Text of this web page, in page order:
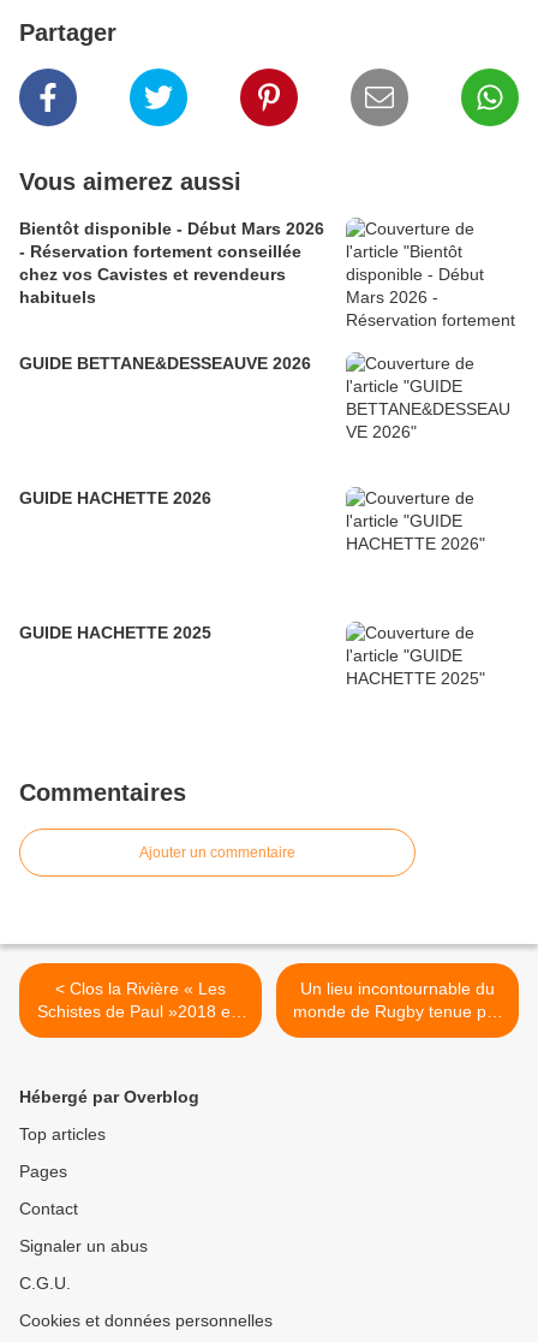
Partager
Vous aimerez aussi
Bientôt disponible - Début Mars 2026
- Réservation fortement conseillée
chez vos Cavistes et revendeurs
habituels
GUIDE BETTANE&DESSEAUVE 2026
GUIDE HACHETTE 2026
GUIDE HACHETTE 2025
Commentaires
Ajouter un commentaire
< Clos la Rivière « Les
Schistes de Paul »2018 est
disponible à la vente. Un vin
finesse aromatique. Nez
frais intense, avec une
dominante de fruits rouges
(cerises), des notes
franche avec une belle
vivacité, rondeur et
de bouche, la sensation
les fruits rouges. T° de
Un lieu incontournable du
monde de Rugby tenue par
la famille d’Imanol
Hébergé par Overblog
Top articles
Pages
Contact
Signaler un abus
C.G.U.
Cookies et données personnelles